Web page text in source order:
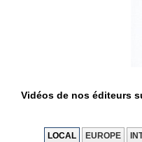
RUBRIQUES
Vidéos de nos éditeurs
LOCAL EUROPE